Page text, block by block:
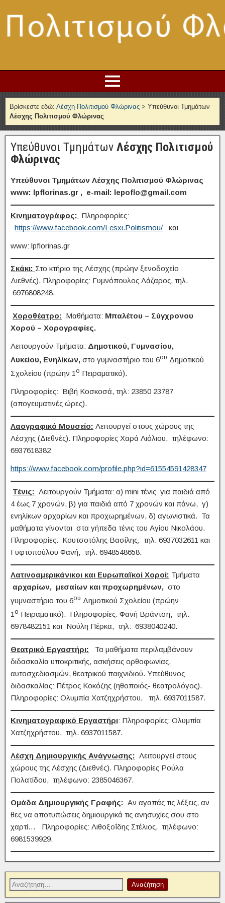
Βρίσκεστε εδώ: Λέσχη Πολιτισμού Φλώρινας > Υπεύθυνοι Τμημάτων
Λέσχης Πολιτισμού Φλώρινας
Υπεύθυνοι Τμημάτων Λέσχης Πολιτισμού
Φλώρινας
Υπεύθυνοι Τμημάτων Λέσχης Πολιτισμού Φλώρινας
www: lpflorinas.gr , e-mail: lepoflo@gmail.com
Κινηματογράφος: Πληροφορίες:
https://www.facebook.com/Lesxi.Politismou/ και
www: lpflorinas.gr
Σκάκι: Στο κτήριο της Λέσχης (πρώην ξενοδοχείο
Διεθνές). Πληροφορίες: Γυμνόπουλος Λάζαρος, τηλ.
6976808248.
Χοροθέατρο: Μαθήματα: Μπαλέτου – Σύγχρονου
Χορού – Χορογραφίες.
Λειτουργούν Τμήματα: Δημοτικού, Γυμνασίου,
Λυκείου, Ενηλίκων, στο γυμναστήριο του 6ου Δημοτικού
Σχολείου (πρώην 1 ο Πειραματικό).
Πληροφορίες: Βιβή Κοσκοσά, τηλ: 23850 23787
(απογευματινές ώρες).
Λαογραφικό Μουσείο: Λειτουργεί στους χώρους της
Λέσχης (Διεθνές). Πληροφορίες Χαρά Λιόλιου, τηλέφωνο:
6937618382
https://www.facebook.com/profile.php?id=61554591428347
Τένις: Λειτουργούν Τμήματα: α) mini τένις για παιδιά από
4 έως 7 χρονών, β) για παιδιά από 7 χρονών και πάνω, γ)
ενηλίκων αρχαρίων και προχωρημένων, δ) αγωνιστικά. Τα
μαθήματα γίνονται στα γήπεδα τένις του Αγίου Νικολάου.
Πληροφορίες: Κουτσοτόλης Βασίλης, τηλ: 6937032611 και
Γυφτοπούλου Φανή, τηλ: 6948548658.
Λατινοαμερικάνικοι και Ευρωπαϊκοί Χοροί: Τμήματα
αρχαρίων, μεσαίων και προχωρημένων, στο
γυμναστήριο του 6ου Δημοτικού Σχολείου (πρώην
1 ο Πειραματικό). Πληροφορίες: Φανή Βράντση, τηλ.
6978482151 και Νούλη Πέρκα, τηλ: 6938040240.
Θεατρικό Εργαστήρι: Τα μαθήματα περιλαμβάνουν
διδασκαλία υποκριτικής, ασκήσεις ορθοφωνίας,
αυτοσχεδιασμών, θεατρικού παιχνιδιού. Υπεύθυνος
διδασκαλίας: Πέτρος Κοκόζης (ηθοποιός- θεατρολόγος).
Πληροφορίες: Ολυμπία Χατζηχρήστου, τηλ. 6937011587.
Κινηματογραφικό Εργαστήρι: Πληροφορίες: Ολυμπία
Χατζηχρήστου, τηλ. 6937011587.
Λέσχη Δημιουργικής Ανάγνωσης: Λειτουργεί στους
χώρους της Λέσχης (Διεθνές). Πληροφορίες Ρούλα
Πολατίδου, τηλέφωνο: 2385046367.
Ομάδα Δημιουργικής Γραφής: Αν αγαπάς τις λέξεις, αν
θες να αποτυπώσεις δημιουργικά τις ανησυχίες σου στο
χαρτί…
Πληροφορίες: Λιθοξοΐδης Στέλιος, τηλέφωνο:
6981539929.